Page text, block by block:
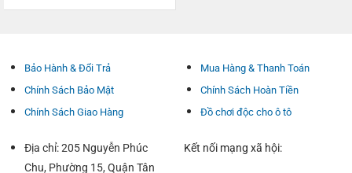
Bảo Hành & Đổi Trả
Chính Sách Bảo Mật
Chính Sách Giao Hàng
Mua Hàng & Thanh Toán
Chính Sách Hoàn Tiền
Đồ chơi độc cho ô tô
Địa chỉ: 205 Nguyễn Phúc
Chu, Phường 15, Quận Tân
Kết nối mạng xã hội: